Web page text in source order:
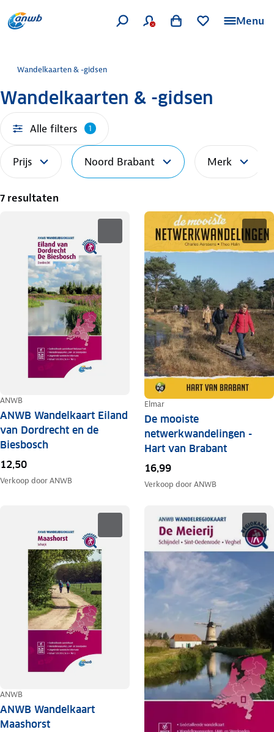
Menu
Wandelkaarten & -gidsen
Wandelkaarten & -gidsen
Alle filters 1
Prijs Noord Brabant Merk
7 resultaten
ANWB
ANWB Wandelkaart Eiland
van Dordrecht en de
Biesbosch
12,50
Verkoop doorANWB
Elmar
De mooiste
netwerkwandelingen -
Hart van Brabant
16,99
Verkoop doorANWB
ANWB
ANWB Wandelkaart
Maashorst